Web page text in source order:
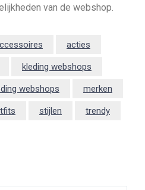
van de webshop.
acties
kleding webshops
webshops merken
stijlen trendy